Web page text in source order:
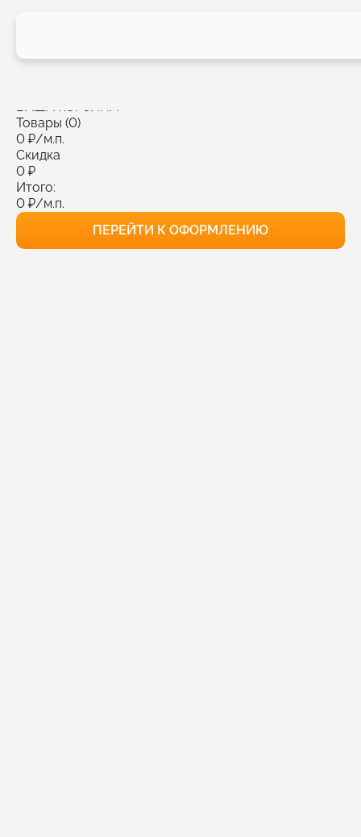
ВАША КОРЗИНА
Товары (0)
0 ₽/м.п.
Скидка
0 ₽
Итого:
0 ₽/м.п.
ПЕРЕЙТИ К ОФОРМЛЕНИЮ